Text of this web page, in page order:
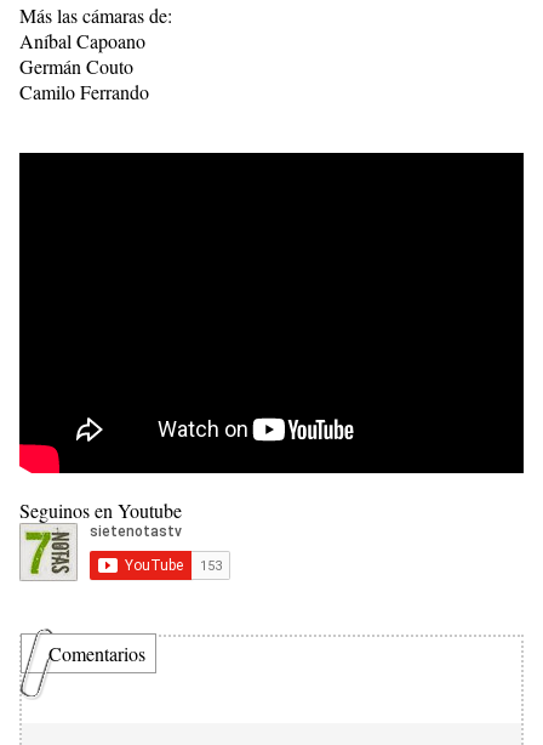
Más las cámaras de:
Aníbal Capoano
Germán Couto
Camilo Ferrando
Seguinos en Youtube
Comentarios